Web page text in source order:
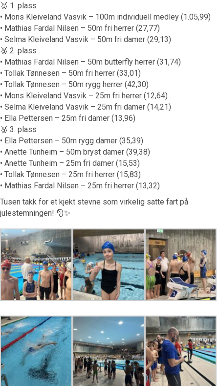
🥇 1. plass
• Mons Kleiveland Vasvik – 100m individuell medley (1.05,99)
• Mathias Fardal Nilsen – 50m fri herrer (27,77)
• Selma Kleiveland Vasvik – 50m fri damer (29,13)
🥈 2. plass
• Mathias Fardal Nilsen – 50m butterfly herrer (31,74)
• Tollak Tønnesen – 50m fri herrer (33,01)
• Tollak Tønnesen – 50m rygg herrer (42,30)
• Mons Kleiveland Vasvik – 25m fri herrer (12,64)
• Selma Kleiveland Vasvik – 25m fri damer (14,21)
• Ella Pettersen – 25m fri damer (13,96)
🥉 3. plass
• Ella Pettersen – 50m rygg damer (35,39)
• Anette Tunheim – 50m bryst damer (39,38)
• Anette Tunheim – 25m fri damer (15,53)
• Tollak Tønnesen – 25m fri herrer (15,83)
• Mathias Fardal Nilsen – 25m fri herrer (13,32)
Tusen takk for et kjekt stevne som virkelig satte fart på
julestemningen! 🎅✨